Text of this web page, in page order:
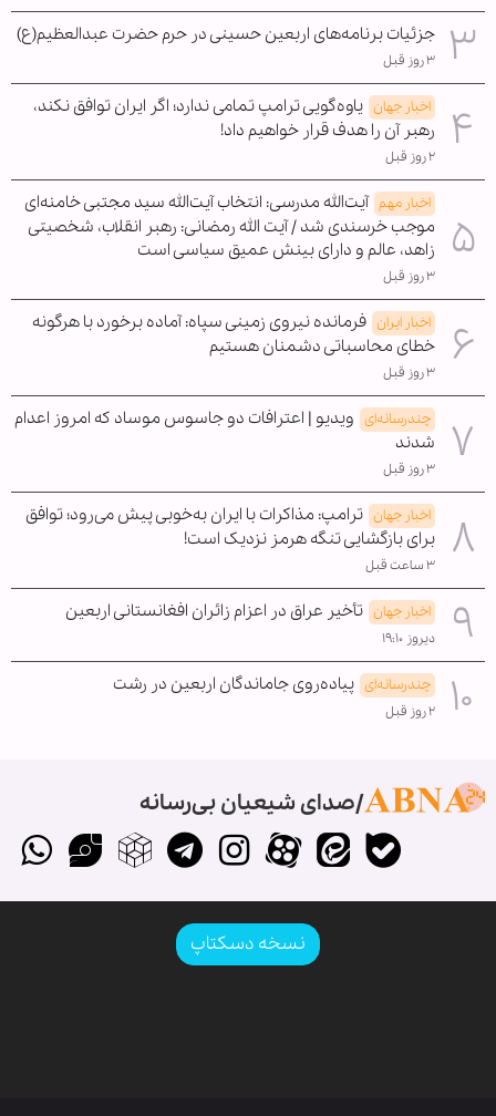
جزئیات برنامه‌های اربعین حسینی در حرم حضرت عبدالعظیم(ع)
۳ روز قبل
اخبار جهان یاوه‌گویی ترامپ تمامی ندارد؛ اگر ایران توافق نکند،
رهبر آن را هدف قرار خواهیم داد!
۲ روز قبل
اخبار مهم آیت‌الله مدرسی: انتخاب آیت‌الله سید مجتبی خامنه‌ای
موجب خرسندی شد / آیت الله رمضانی: رهبر انقلاب، شخصیتی
زاهد، عالم و دارای بینش عمیق سیاسی است
۳ روز قبل
اخبار ایران فرمانده نیروی زمینی سپاه: آماده برخورد با هرگونه
خطای محاسباتی دشمنان هستیم
۳ روز قبل
چندرسانه‌ای ویدیو | اعترافات دو جاسوس موساد که امروز اعدام
شدند
۳ روز قبل
اخبار جهان ترامپ: مذاکرات با ایران به‌خوبی پیش می‌رود؛ توافق
برای بازگشایی تنگه هرمز نزدیک است!
۳ ساعت قبل
اخبار جهان تأخیر عراق در اعزام زائران افغانستانی اربعین
دیروز ۱۹:۱۰
چندرسانه‌ای پیاده‌روی جاماندگان اربعین در رشت
۲ روز قبل
صدای شیعیان بی‌رسانه
نسخه دسکتاپ